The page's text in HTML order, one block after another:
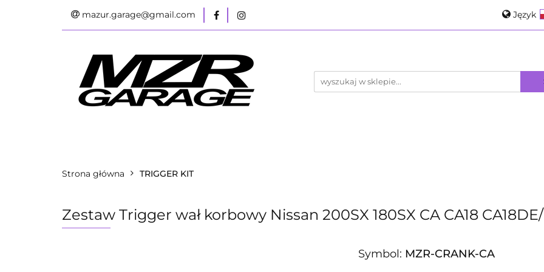
mazur.garage@gmail.com Język
Kategorie
FORD
Strona główna TRIGGER KIT
Zestaw Trigger wał korbowy Nissan 200SX 180SX CA CA18
Symbol: MZR-CRANK-CA